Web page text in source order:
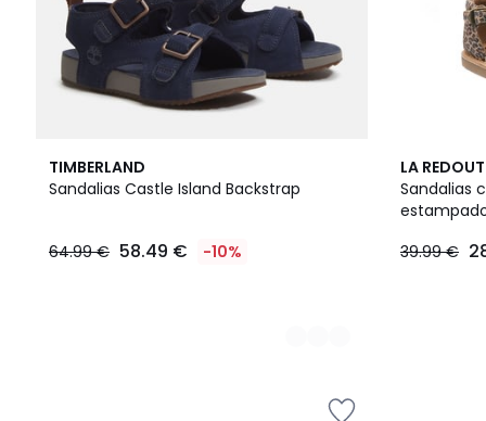
TIMBERLAND
Sandalias Castle Island Backstrap
64.99 € 58.49 € -10%
2
Colores
LA
Sandalias
39.99 €